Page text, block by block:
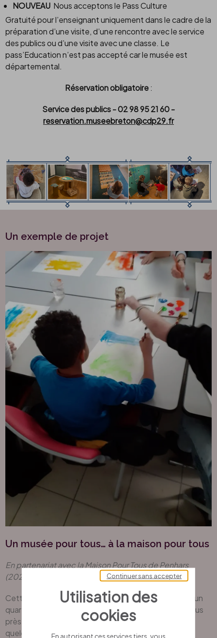
NOUVEAU Nous acceptons le Pass Culture
Gratuité pour l’enseignant uniquement dans le cadre de la
préparation d’une visite, d’une rencontre avec le service
des publics ou d’une visite avec une classe. Le
pass’Education n’est pas accepté car le musée est
départemental.
Réservation obligatoire:
Service des publics - 02 98 95 21 60 -
reservation.museebreton@cdp29.fr
Un exemple de projet
Un musée pour tous… à la maison pour tous
En partenariat avec la Maison Pour Tous de Penhars
(2021)
Cette opération associe un musée de centre-ville et un
quartier plus éloigné, Penhars. Le musée se rend au plus
près des habitants et leur apporte en ambassade
quelques-unes de ses œuvres qui vont leur servir de
Utilisation des
cookies
En autorisant ces services tiers, vous
Continuer sans accepter